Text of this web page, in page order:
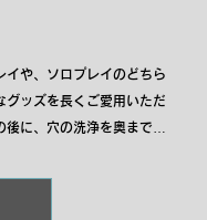
イや、ソロプレイのどちら
グッズを長くご愛用いただ
に、穴の洗浄を奥までし
が少なく丈夫で柔らかな